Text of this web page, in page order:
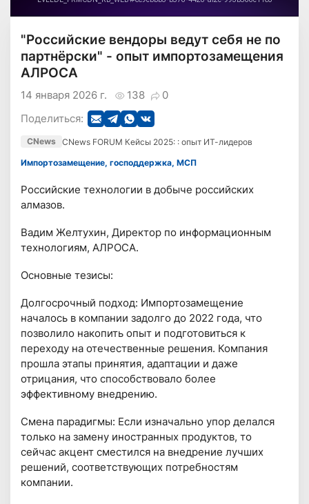
"Российские вендоры ведут себя не по
партнёрски" - опыт импортозамещения
АЛРОСА
138 0
14 января 2026 г.
Поделиться:
CNews CNews FORUM Кейсы 2025: : опыт ИТ-лидеров
Импортозамещение, господдержка, МСП
Российские технологии в добыче российских
алмазов.
Вадим Желтухин, Директор по информационным
технологиям, АЛРОСА.
Основные тезисы:
Долгосрочный подход: Импортозамещение
началось в компании задолго до 2022 года, что
позволило накопить опыт и подготовиться к
переходу на отечественные решения. Компания
прошла этапы принятия, адаптации и даже
отрицания, что способствовало более
эффективному внедрению.
Смена парадигмы: Если изначально упор делался
только на замену иностранных продуктов, то
сейчас акцент сместился на внедрение лучших
решений, соответствующих потребностям
компании.